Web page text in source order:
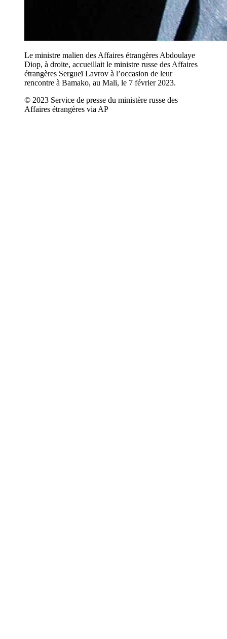
Le ministre malien des Affaires étrangères Abdoulaye
Diop, à droite, accueillait le ministre russe des Affaires
étrangères Sergueï Lavrov à l’occasion de leur
rencontre à Bamako, au Mali, le 7 février 2023.
© 2023 Service de presse du ministère russe des
Affaires étrangères via AP